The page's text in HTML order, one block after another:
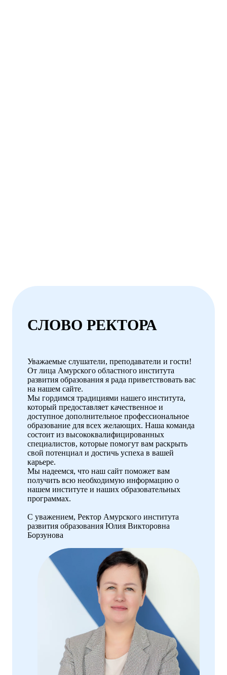
СЛОВО РЕКТОРА
Уважаемые слушатели, преподаватели и гости!
От лица Амурского областного института
развития образования я рада приветствовать вас
на нашем сайте.
Мы гордимся традициями нашего института,
который предоставляет качественное и
доступное дополнительное профессиональное
образование для всех желающих. Наша команда
состоит из высококвалифицированных
специалистов, которые помогут вам раскрыть
свой потенциал и достичь успеха в вашей
карьере.
Мы надеемся, что наш сайт поможет вам
получить всю необходимую информацию о
нашем институте и наших образовательных
программах.
С уважением, Ректор Амурского института
развития образования Юлия Викторовна
Борзунова